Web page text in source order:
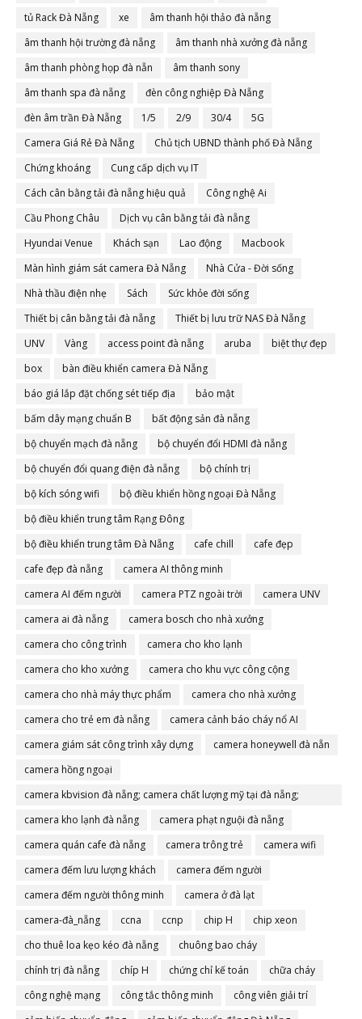
tủ Rack Đà Nẵng
xe
âm thanh hội thảo đà nẵng
âm thanh hội trường đà nẵng
âm thanh nhà xưởng đà nẵng
âm thanh phòng họp đà nẵn
âm thanh sony
âm thanh spa đà nẵng
đèn công nghiệp Đà Nẵng
đèn âm trần Đà Nẵng
1/5 2/9 30/4
5G
Camera Giá Rẻ Đà Nẵng
Chủ tịch UBND thành phố Đà Nẵng
Chứng khoáng
Cung cấp dịch vụ IT
Cách cân bằng tải đà nẵng hiệu quả
Công nghệ Ai
Cầu Phong Châu
Dịch vụ cân bằng tải đà nẵng
Hyundai Venue
Khách sạn Lao động
Macbook
Màn hình giám sát camera Đà Nẵng
Nhà Cửa - Đời sống
Nhà thầu điện nhẹ
Sách
Sức khỏe đời sống
Thiết bị cân bằng tải đà nẵng
Thiết bị lưu trữ NAS Đà Nẵng
UNV
Vàng access point đà nẵng aruba
biệt thự đẹp
box
bàn điều khiển camera Đà Nẵng
báo giá lắp đặt chống sét tiếp địa
bảo mật
bấm dây mạng chuẩn B
bất động sản đà nẵng
bộ chuyển mạch đà nẵng
bộ chuyển đổi HDMI đà nẵng
bộ chuyển đổi quang điện đà nẵng
bộ chính trị
bộ kích sóng wifi
bộ điều khiển hồng ngoại Đà Nẵng
bộ điều khiển trung tâm Rạng Đông
bộ điều khiển trung tâm Đà Nẵng
cafe chill
cafe đẹp
cafe đẹp đà nẵng
camera AI thông minh
camera AI đếm người
camera PTZ ngoài trời
camera UNV
camera ai đà nẵng
camera bosch cho nhà xưởng
camera cho công trình
camera cho kho lạnh
camera cho kho xưởng
camera cho khu vực công cộng
camera cho nhà máy thực phẩm
camera cho nhà xưởng
camera cho trẻ em đà nẵng
camera cảnh báo cháy nổ AI
camera giám sát công trình xây dựng
camera honeywell đà nẵn
camera hồng ngoại
camera kbvision đà nẵng; camera chất lượng mỹ tại đà nẵng;
camera đà nẵng
camera kho lạnh đà nẵng
camera phạt nguội đà nẵng
camera quán cafe đà nẵng
camera trông trẻ
camera wifi
camera đếm lưu lượng khách
camera đếm người
camera đếm người thông minh
camera ở đà lạt
camera-đà_nẵng
ccna ccnp chip H
chip xeon
cho thuê loa kẹo kéo đà nẵng
chuông bao cháy
chính trị đà nẵng
chíp H chứng chỉ kế toán
chữa cháy
công nghệ mạng
công tắc thông minh
công viên giải trí